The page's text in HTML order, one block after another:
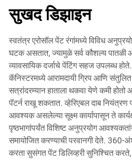
सुखद डिझाइन
स्वतंत्र एरोसॉल पेंट रंगांमध्ये विविध
घटक असतात, ज्यामुळे सर्व कौशल्य पातळी
व्यावसायिक दर्जाचे पेंटिंग सहज उपलब्ध
कॅनिस्टरमध्ये आरामदायी ग्रिप आणि
सत्रांदरम्यान हाताला थकवा येणे कमी
पॅटर्न राखू शकतात. व्हेरिएबल दाब नियंत्रण
आवश्यक असलेल्या सूक्ष्म कार्यापासून ते
पृष्ठभागांपर्यंत विशिष्ट अनुप्रयोग
समायोजित करण्याची परवानगी देते. 360-
करता सुसंगत पेंट डिलिव्हरी सुनिश्चित